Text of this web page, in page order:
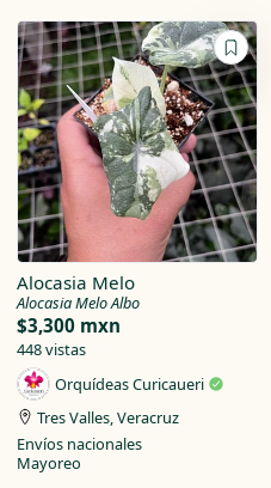
Alocasia Melo
Alocasia Melo Albo
$3,300 mxn
448 vistas
Orquídeas Curicaueri
Tres Valles, Veracruz
Envíos nacionales
Mayoreo